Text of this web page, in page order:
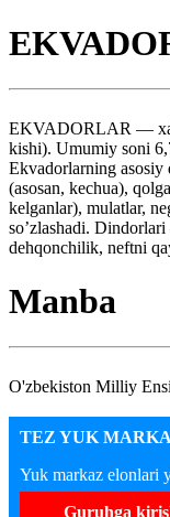
EKVADORLAR —
kishi). Umumiy soni
Ekvadorlarning asosiy
(asosan, kechua),
kelganlar), mulatlar,
so’zlashadi.
dehqonchilik, neftni
Manba
O'zbekiston Milliy
TEZ YUK
Yuk markaz elonlari
Guruhga